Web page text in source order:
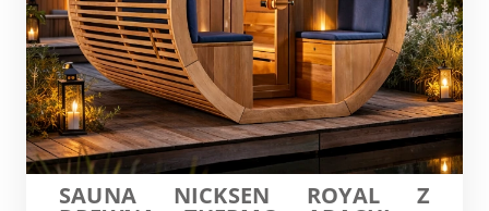
SAUNA NICKSEN ROYAL Z